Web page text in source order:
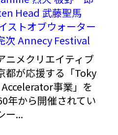
Head 武藤聖馬
ストオブウォーター
次 Annecy Festival
ニメクリエイティブ
都が応援する「Toky
事業」を
年から開催されてい
ー...